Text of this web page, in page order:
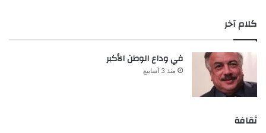
كلام آخر
في وداع الوطن الأكبر
منذ 3 أسابيع
ثقافة